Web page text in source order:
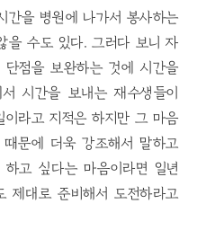
간을 병원에 나가서 봉사하는
을 수도 있다. 그러다 보니 자
단점을 보완하는 것에 시간을
시간을 보내는 재수생들이
이라고 지적은 하지만 그 마음
문에 더욱 강조해서 말하고
고 싶다는 마음이라면 일년
제대로 준비해서 도전하라고